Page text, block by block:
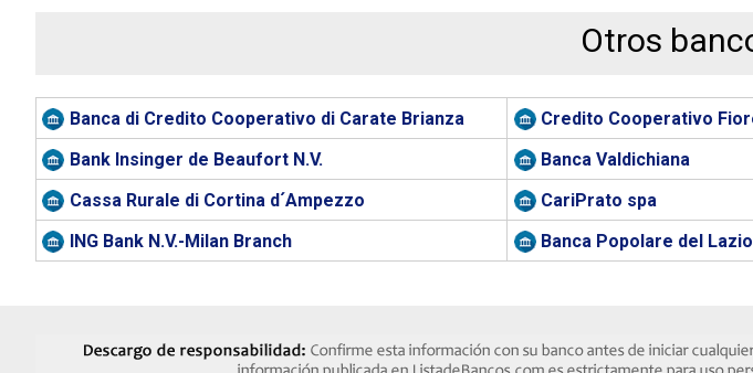
Otros
Banca di Credito Cooperativo di Carate Brianza Credito Cooperativo
Bank Insinger de Beaufort N.V.
Banca Valdichiana
Cassa Rurale di Cortina d´Ampezzo
CariPrato spa
ING Bank N.V.-Milan Branch
Banca Popolare del Lazio